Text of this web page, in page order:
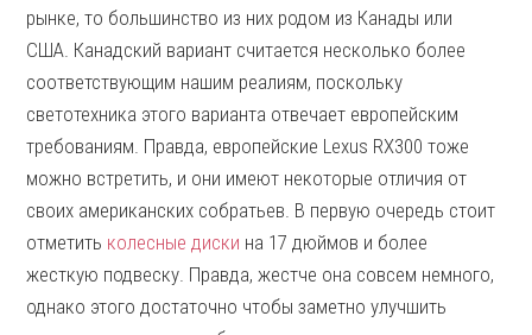
рынке, то большинство из них родом из Канады или
США. Канадский вариант считается несколько более
соответствующим нашим реалиям, поскольку
светотехника этого варианта отвечает европейским
требованиям. Правда, европейские Lexus RX300 тоже
можно встретить, и они имеют некоторые отличия от
своих американских собратьев. В первую очередь стоит
отметить колесные диски на 17 дюймов и более
жесткую подвеску. Правда, жестче она совсем немного,
однако этого достаточно чтобы заметно улучшить